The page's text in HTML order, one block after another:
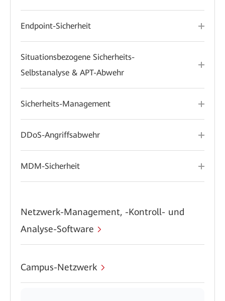
Endpoint-Sicherheit
Situationsbezogene Sicherheits-
Selbstanalyse & APT-Abwehr
Sicherheits-Management
DDoS-Angriffsabwehr
MDM-Sicherheit
Netzwerk-Management, -Kontroll- und
Analyse-Software
Campus-Netzwerk